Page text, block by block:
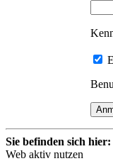
Sie befinden sich hier:
Web aktiv nutzen